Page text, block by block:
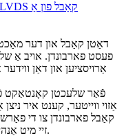
LVDS קאַבל פון אַ
פעסט פארבונדן. אויב אַ
אַרויסציען און דאַן
אַזוי ווייטער, קענט איר
זיי מיט אַנהידראָוס אַלקאָהאָל און דערנאָך טריקענען זיי.